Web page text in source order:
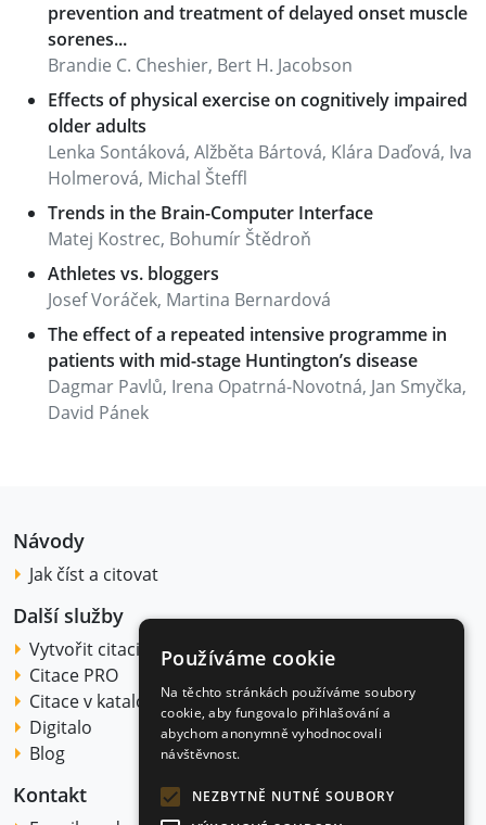
prevention and treatment of delayed onset muscle
sorenes...
Brandie C. Cheshier, Bert H. Jacobson
Effects of physical exercise on cognitively impaired
older adults
Lenka Sontáková, Alžběta Bártová, Klára Daďová, Iva
Holmerová, Michal Šteffl
Trends in the Brain-Computer Interface
Matej Kostrec, Bohumír Štědroň
Athletes vs. bloggers
Josef Voráček, Martina Bernardová
The effect of a repeated intensive programme in
patients with mid-stage Huntingtonʼs disease
Dagmar Pavlů, Irena Opatrná-Novotná, Jan Smyčka,
David Pánek
Návody
Jak číst a citovat
Další služby
Vytvořit citaci
Citace PRO
Citace v katalogu
Digitalo
Blog
Kontakt
Používáme cookie
Na těchto stránkách používáme soubory
cookie, aby fungovalo přihlašování a
abychom anonymně vyhodnocovali
návštěvnost.
NEZBYTNĚ NUTNÉ SOUBORY